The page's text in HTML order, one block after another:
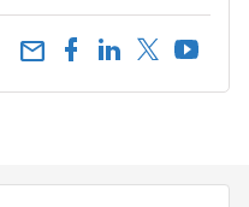
email